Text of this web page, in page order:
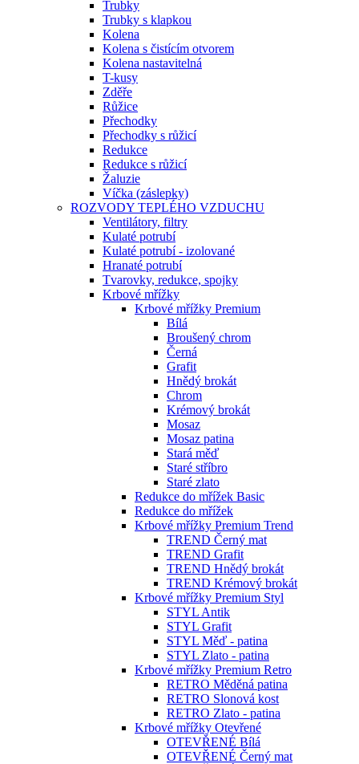
Trubky
Trubky s klapkou
Kolena
Kolena s čistícím otvorem
Kolena nastavitelná
T-kusy
Zděře
Růžice
Přechodky
Přechodky s růžicí
Redukce
Redukce s růžicí
Žaluzie
Víčka (záslepky)
ROZVODY TEPLÉHO VZDUCHU
Ventilátory, filtry
Kulaté potrubí
Kulaté potrubí - izolované
Hranaté potrubí
Tvarovky, redukce, spojky
Krbové mřížky
Krbové mřížky Premium
Bílá
Broušený chrom
Černá
Grafit
Hnědý brokát
Chrom
Krémový brokát
Mosaz
Mosaz patina
Stará měď
Staré stříbro
Staré zlato
Redukce do mřížek Basic
Redukce do mřížek
Krbové mřížky Premium Trend
TREND Černý mat
TREND Grafit
TREND Hnědý brokát
TREND Krémový brokát
Krbové mřížky Premium Styl
STYL Antik
STYL Grafit
STYL Měď - patina
STYL Zlato - patina
Krbové mřížky Premium Retro
RETRO Měděná patina
RETRO Slonová kost
RETRO Zlato - patina
Krbové mřížky Otevřené
OTEVŘENÉ Bílá
OTEVŘENÉ Černý mat